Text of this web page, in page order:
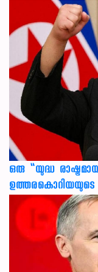
ഒരു “യുദ്ധ
ഉത്തരകൊറിയയുടെ